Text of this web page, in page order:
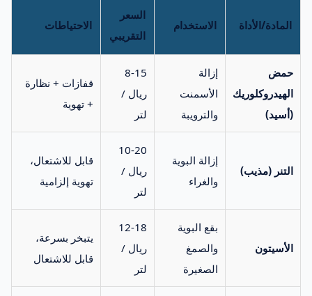
المادة/الأداة الاستخدام
السعر
التقريبي
الاحتياطات
حمض
الهيدروكلوريك
(أسيد)
إزالة
الأسمنت
والترويبة
8-15
ريال /
لتر
قفازات + نظارة
+ تهوية
التنر (مذيب)
إزالة البوية
والغراء
10-20
ريال /
لتر
قابل للاشتعال،
تهوية إلزامية
الأسيتون
بقع البوية
والصمغ
الصغيرة
12-18
ريال /
لتر
يتبخر بسرعة،
قابل للاشتعال